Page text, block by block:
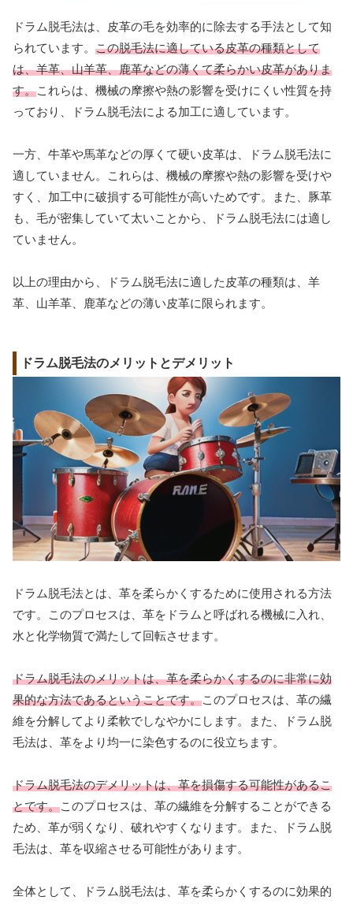
ドラム脱毛法は、皮革の毛を効率的に除去する手法として知
られています。 この脱毛法に適している皮革の種類として
は、羊革、山羊革、鹿革などの薄くて柔らかい皮革がありま
す。これらは、機械の摩擦や熱の影響を受けにくい性質を持
っており、ドラム脱毛法による加工に適しています。
一方、牛革や馬革などの厚くて硬い皮革は、ドラム脱毛法に
適していません。これらは、機械の摩擦や熱の影響を受けや
すく、加工中に破損する可能性が高いためです。また、豚革
も、毛が密集していて太いことから、ドラム脱毛法には適し
ていません。
以上の理由から、ドラム脱毛法に適した皮革の種類は、羊
革、山羊革、鹿革などの薄い皮革に限られます。
ドラム脱毛法のメリットとデメリット
ドラム脱毛法とは、革を柔らかくするために使用される方法
です。このプロセスは、革をドラムと呼ばれる機械に入れ、
水と化学物質で満たして回転させます。
ドラム脱毛法のメリットは、革を柔らかくするのに非常に効
果的な方法であるということです。このプロセスは、革の繊
維を分解してより柔軟でしなやかにします。また、ドラム脱
毛法は、革をより均一に染色するのに役立ちます。
ドラム脱毛法のデメリットは、革を損傷する可能性があるこ
とです。このプロセスは、革の繊維を分解することができる
ため、革が弱くなり、破れやすくなります。また、ドラム脱
毛法は、革を収縮させる可能性があります。
全体として、ドラム脱毛法は、革を柔らかくするのに効果的